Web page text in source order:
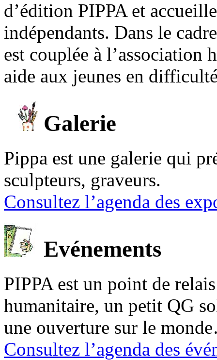
d’édition PIPPA et
indépendants. Dans le
est couplée à l’association
aide aux jeunes en
Galerie
Pippa est une galerie qui
sculpteurs, graveurs.
Consultez l’agenda des
Evénements
PIPPA est un point de
humanitaire, un petit QG
une ouverture sur le
Consultez l’agenda des